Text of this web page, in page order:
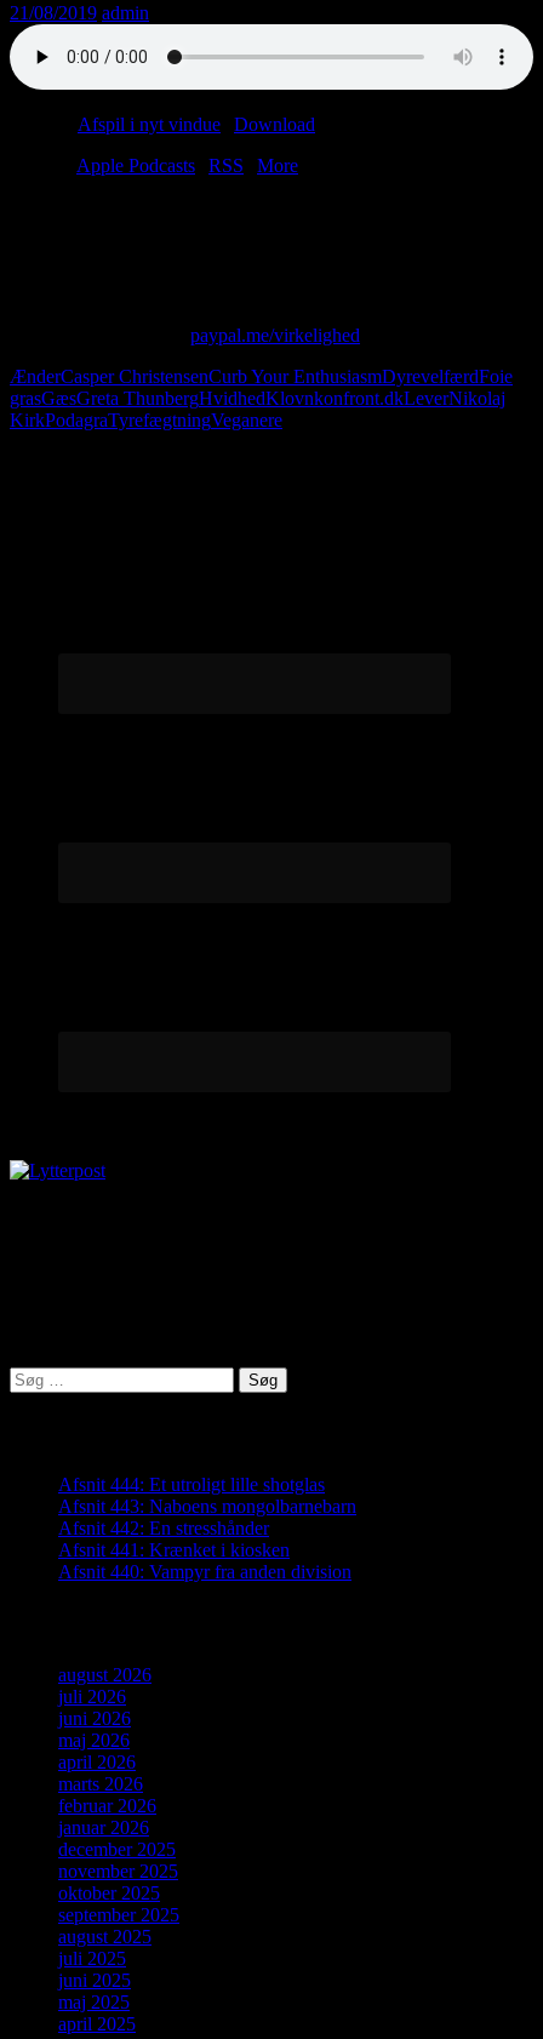
21/08/2019 admin
Afspil i nyt vindue Download
Apple Podcasts RSS
More
paypal.me/virkelighed
ÆnderCasper ChristensenCurb Your EnthusiasmDyrevelfærdFoie
grasGæsGreta ThunbergHvidhedKlovnkonfront.dkLeverNikolaj
KirkPodagraTyrefægtningVeganere
Søg
efter:
Afsnit 444: Et utroligt lille shotglas
Afsnit 443: Naboens mongolbarnebarn
Afsnit 442: En stresshånder
Afsnit 441: Krænket i kiosken
Afsnit 440: Vampyr fra anden division
august 2026
juli 2026
juni 2026
maj 2026
april 2026
marts 2026
februar 2026
januar 2026
december 2025
november 2025
oktober 2025
september 2025
august 2025
juli 2025
juni 2025
maj 2025
april 2025